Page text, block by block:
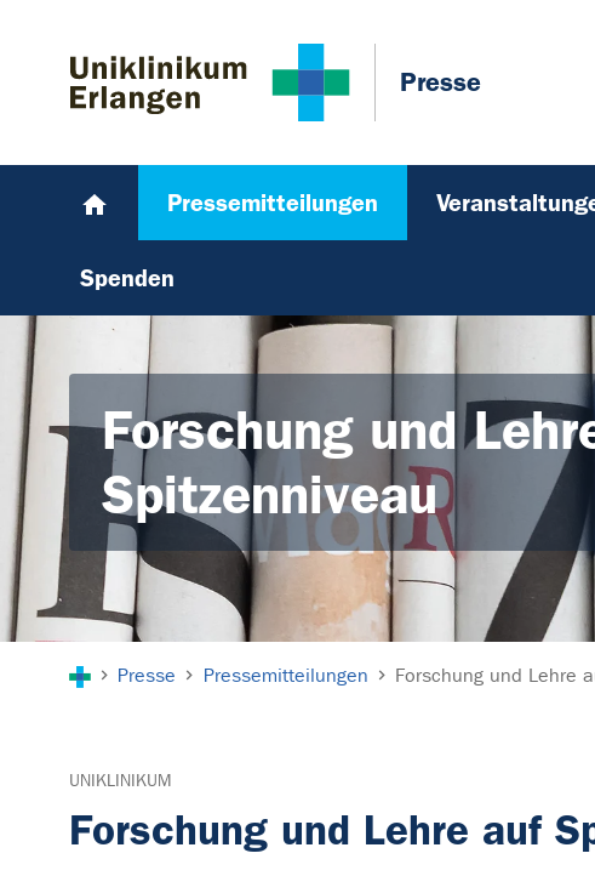
Presse
Pressemitteilungen
Spenden
Forschung und
Spitzenniveau
Presse Pressemitteilungen Forschung und Lehre
UNIKLINIKUM
Forschung und Lehre auf